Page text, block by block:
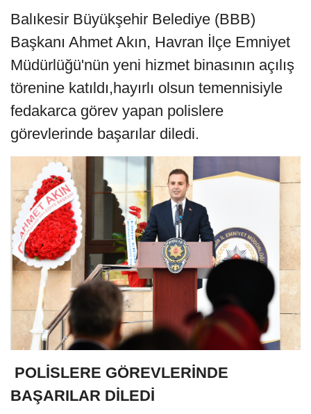
Balıkesir Büyükşehir Belediye (BBB)
Başkanı Ahmet Akın, Havran İlçe Emniyet
Müdürlüğü'nün yeni hizmet binasının açılış
törenine katıldı,hayırlı olsun temennisiyle
fedakarca görev yapan polislere
görevlerinde başarılar diledi.
POLİSLERE GÖREVLERİNDE
BAŞARILAR DİLEDİ